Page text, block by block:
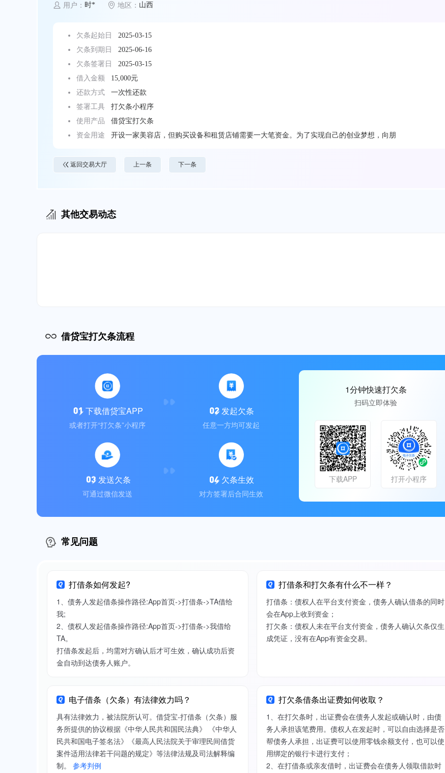
用户： 时* 地区： 山西
欠条起始日
2025-03-15
欠条到期日
2025-06-16
欠条签署日
2025-03-15
借入金额
15,000元
还款方式
一次性还款
签署工具
打欠条小程序
使用产品
借贷宝打欠条
资金用途
开设一家美容店，但购买设备和租赁店铺需要一大笔资金。为了实现自己的创业梦想，向朋
返回交易大厅 上一条 下一条
其他交易动态
借贷宝打欠条流程
下载借贷宝APP
或者打开“打欠条”小程序
发起欠条
任意一方均可发起
发送欠条
可通过微信发送
欠条生效
对方签署后合同生效
1分钟快速打欠条
扫码立即体验
下载APP 打开小程序
常见问题
打借条如何发起?
1、债务人发起借条操作路径:App首页->打借条->TA借给
我;
2、债权人发起借条操作路径:App首页->打借条->我借给
TA。
打借条发起后，均需对方确认后才可生效，确认成功后资
金自动到达债务人账户。
打借条和打欠条有什么不一样？
打借条：债权人在平台支付资金，债务人确认借条的同时
会在App上收到资金；
打欠条：债权人未在平台支付资金，债务人确认欠条仅生
成凭证，没有在App有资金交易。
电子借条（欠条）有法律效力吗？
具有法律效力，被法院所认可。借贷宝-打借条（欠条）服
务所提供的协议根据《中华人民共和国民法典》 《中华人
民共和国电子签名法》《最高人民法院关于审理民间借货
案件适用法律若干问题的规定》等法律法规及司法解释编
制。 参考判例
打欠条借条出证费如何收取？
1、在打欠条时，出证费会在债务人发起或确认时，由债
务人承担该笔费用。债权人在发起时，可以自由选择是否
帮债务人承担，出证费可以使用零钱余额支付，也可以使
用绑定的银行卡进行支付；
2、在打借条或亲友借时，出证费会在债务人领取借款时